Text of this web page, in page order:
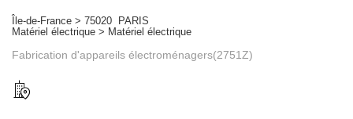
Île-de-France > 75020 PARIS
Matériel électrique > Matériel électrique
Fabrication d'appareils électroménagers(2751Z)